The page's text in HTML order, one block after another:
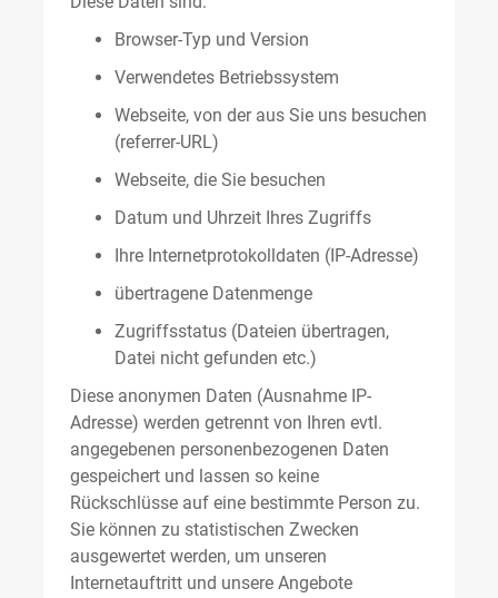
Browser-Typ und Version
Verwendetes Betriebssystem
Webseite, von der aus Sie uns besuchen
(referrer-URL)
Webseite, die Sie besuchen
Datum und Uhrzeit Ihres Zugriffs
Ihre Internetprotokolldaten (IP-Adresse)
übertragene Datenmenge
Zugriffsstatus (Dateien übertragen,
Datei nicht gefunden etc.)
Diese anonymen Daten (Ausnahme IP-
Adresse) werden getrennt von Ihren evtl.
angegebenen personenbezogenen Daten
gespeichert und lassen so keine
Rückschlüsse auf eine bestimmte Person zu.
Sie können zu statistischen Zwecken
ausgewertet werden, um unseren
Internetauftritt und unsere Angebote